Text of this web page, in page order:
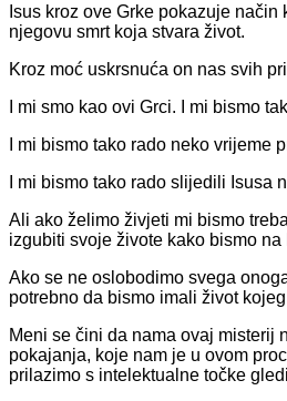
Isus kroz ove Grke pokazuje
njegovu smrt koja stvara život.
Kroz moć uskrsnuća on nas svih
I mi smo kao ovi Grci. I mi bismo
I mi bismo tako rado neko vrijeme
I mi bismo tako rado slijedili Isusa
Ali ako želimo živjeti mi bismo
izgubiti svoje živote kako bismo na
Ako se ne oslobodimo svega
potrebno da bismo imali život
Meni se čini da nama ovaj misterij
pokajanja, koje nam je u ovom
prilazimo s intelektualne točke